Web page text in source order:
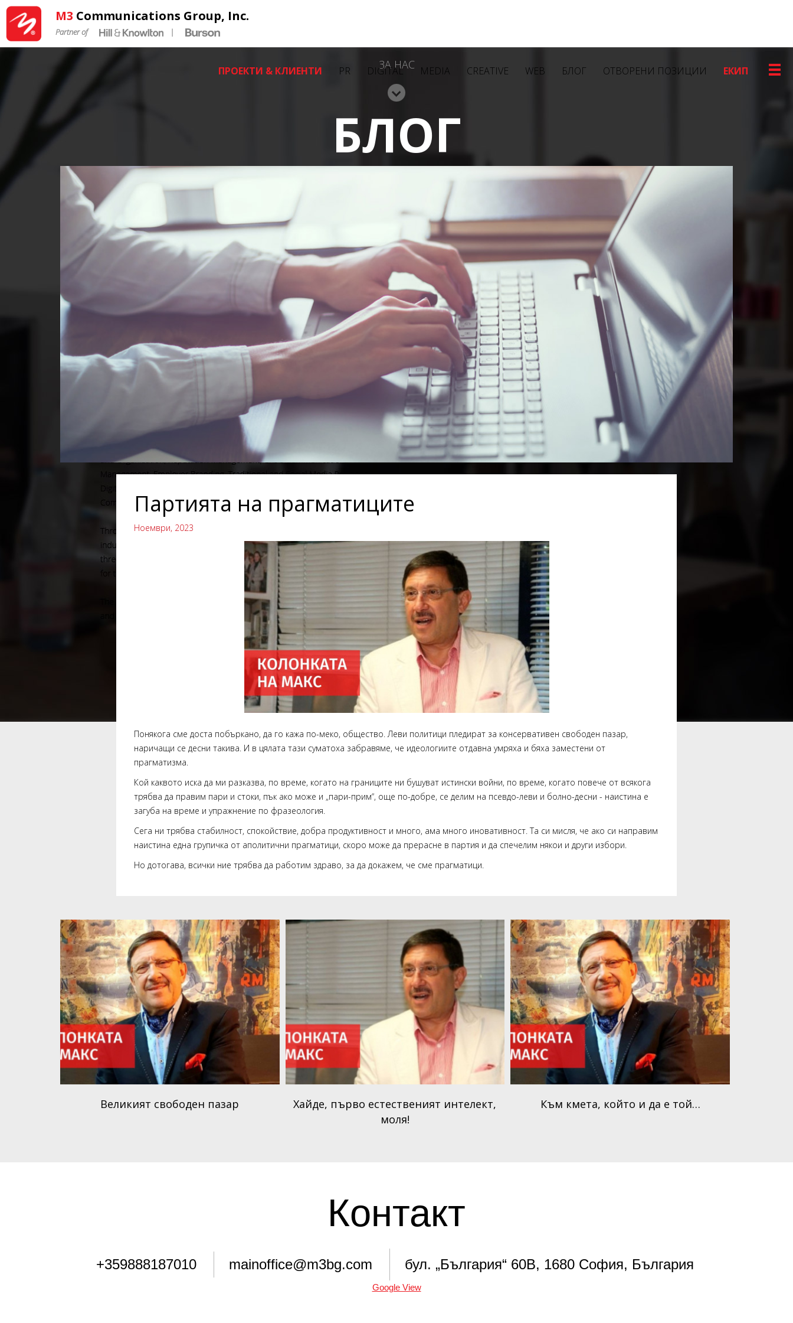
M3 Communications Group, Inc.
Partner of |
ПРОЕКТИ & КЛИЕНТИ PR DIGITAL MEDIA CREATIVE WEB БЛОГ ОТВОРЕНИ ПОЗИЦИИ ЕКИП
ЗА НАС
БЛОГ
Партията на прагматиците
Ноември, 2023
Понякога сме доста побъркано, да го кажа по-меко, общество. Леви политици пледират за консервативен свободен пазар,
наричащи се десни такива. И в цялата тази суматоха забравяме, че идеологиите отдавна умряха и бяха заместени от
прагматизма.
Кой каквото иска да ми разказва, по време, когато на границите ни бушуват истински войни, по време, когато повече от всякога
трябва да правим пари и стоки, пък ако може и „пари-прим“, още по-добре, се делим на псевдо-леви и болно-десни - наистина е
загуба на време и упражнение по фразеология.
Сега ни трябва стабилност, спокойствие, добра продуктивност и много, ама много иновативност. Та си мисля, че ако си направим
наистина една групичка от аполитични прагматици, скоро може да прерасне в партия и да спечелим някои и други избори.
Но дотогава, всички ние трябва да работим здраво, за да докажем, че сме прагматици.
Великият свободен пазар
Хайде, първо естественият интелект,
моля!
Към кмета, който и да е той…
Контакт
+359888187010 mainoffice@m3bg.com бул. „България“ 60В, 1680 София, България
Google View